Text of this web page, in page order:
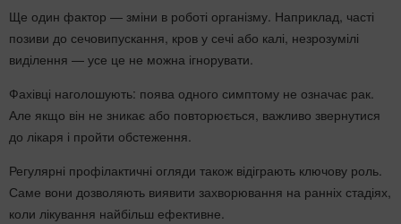
Ще один фактор — зміни в роботі організму. Наприклад, часті
позиви до сечовипускання, кров у сечі або калі, незрозумілі
виділення — усе це не можна ігнорувати.
Фахівці наголошують: поява одного симптому не означає рак.
Але якщо він не зникає або повторюється, важливо звернутися
до лікаря і пройти обстеження.
Регулярні профілактичні огляди також відіграють ключову роль.
Саме вони дозволяють виявити захворювання на ранніх стадіях,
коли лікування найбільш ефективне.